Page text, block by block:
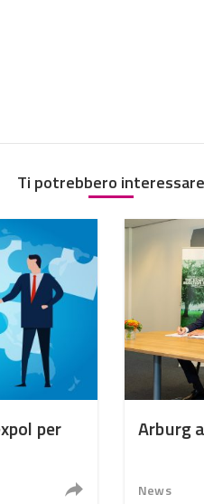
Ti potrebbero interessare
per Arburg
News